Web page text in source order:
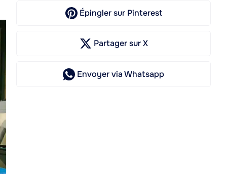
Épinglersur Pinterest
Partagersur X
Envoyervia Whatsapp